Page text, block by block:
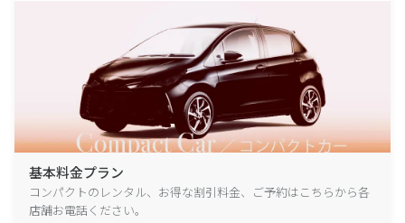
基本料金プラン
コンパクトのレンタル、お得な割引料金、ご予約はこちらから各
店舗お電話ください。